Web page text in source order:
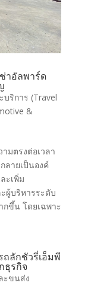
าอัลพาร์ด
บริการ (Travel
&
มตรงต่อเวลา
ลายเป็นองค์
ะเพิ่ม
ผู้บริหารระดับ
กขึ้น โดยเฉพาะ
ถลักชัวรี่เอ็มพี
ธุรกิจ
ะขนส่ง